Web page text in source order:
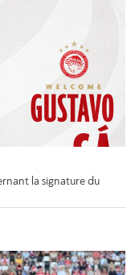
la signature du